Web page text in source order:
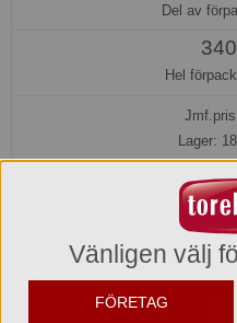
Del av
Hel
Lager:
Beskrivning
Rödvinsglas Reuse 0,2 L –
Njut av ditt favoritvin i ett glas
Vänligen välj
FÖRETAG